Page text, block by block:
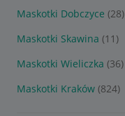
Maskotki Dobczyce (28)
Maskotki Skawina (11)
Maskotki Wieliczka (36)
Maskotki Kraków (824)